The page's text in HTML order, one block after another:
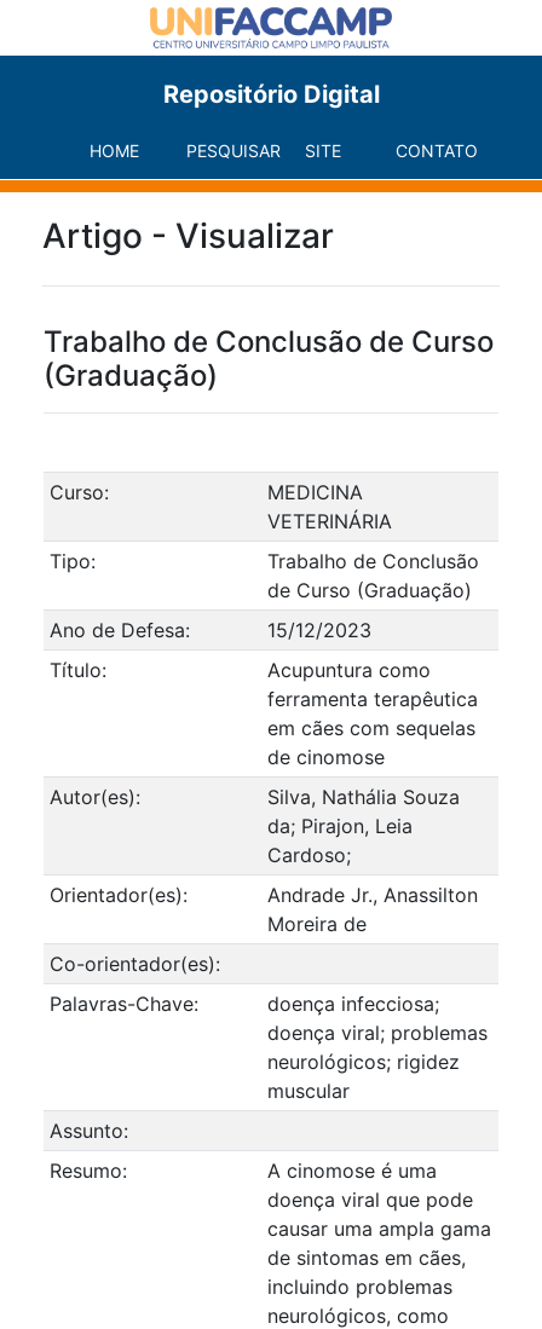
Repositório Digital
HOME PESQUISAR SITE CONTATO
Artigo - Visualizar
Trabalho de Conclusão de Curso
(Graduação)
Curso:
MEDICINA
VETERINÁRIA
Tipo:
Trabalho de Conclusão
de Curso (Graduação)
Ano de Defesa:
15/12/2023
Título:
Acupuntura como
ferramenta terapêutica
em cães com sequelas
de cinomose
Autor(es):
Silva, Nathália Souza
da; Pirajon, Leia
Cardoso;
Orientador(es):
Andrade Jr., Anassilton
Moreira de
Co-orientador(es):
Palavras-Chave:
doença infecciosa;
doença viral; problemas
neurológicos; rigidez
muscular
Assunto:
Resumo:
A cinomose é uma
doença viral que pode
causar uma ampla gama
de sintomas em cães,
incluindo problemas
neurológicos, como